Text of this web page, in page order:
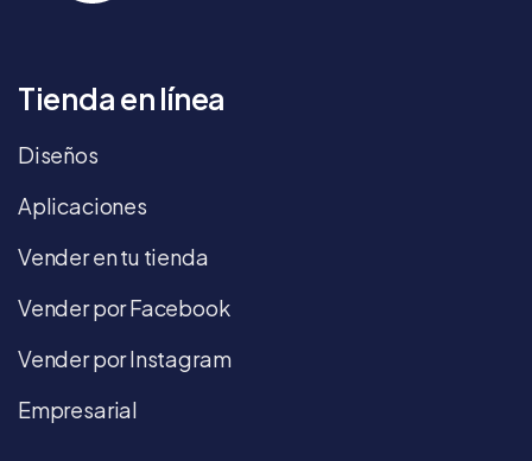
Tienda en línea
Diseños
Aplicaciones
Vender en tu tienda
Vender por Facebook
Vender por Instagram
Empresarial